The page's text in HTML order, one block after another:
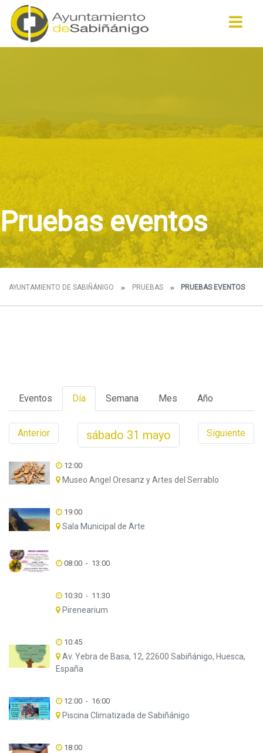
Pruebas eventos
AYUNTAMIENTO DE SABIÑÁNIGO PRUEBAS PRUEBAS EVENTOS
Eventos Día Semana Mes Año
Anterior sábado 31 mayo Siguiente
12:00
Museo Angel Oresanz y Artes del Serrablo
19:00
Sala Municipal de Arte
08:00 - 13:00
10:30 - 11:30
Pirenearium
10:45
Av. Yebra de Basa, 12, 22600 Sabiñánigo, Huesca,
España
12:00 - 16:00
Piscina Climatizada de Sabiñánigo
18:00